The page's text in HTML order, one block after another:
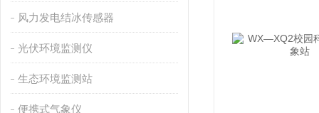
风力发电结冰传感器
光伏环境监测仪
生态环境监测站
便携式气象仪